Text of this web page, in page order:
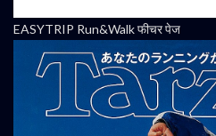
EASYTRIP Run&Walk फीचर पेज